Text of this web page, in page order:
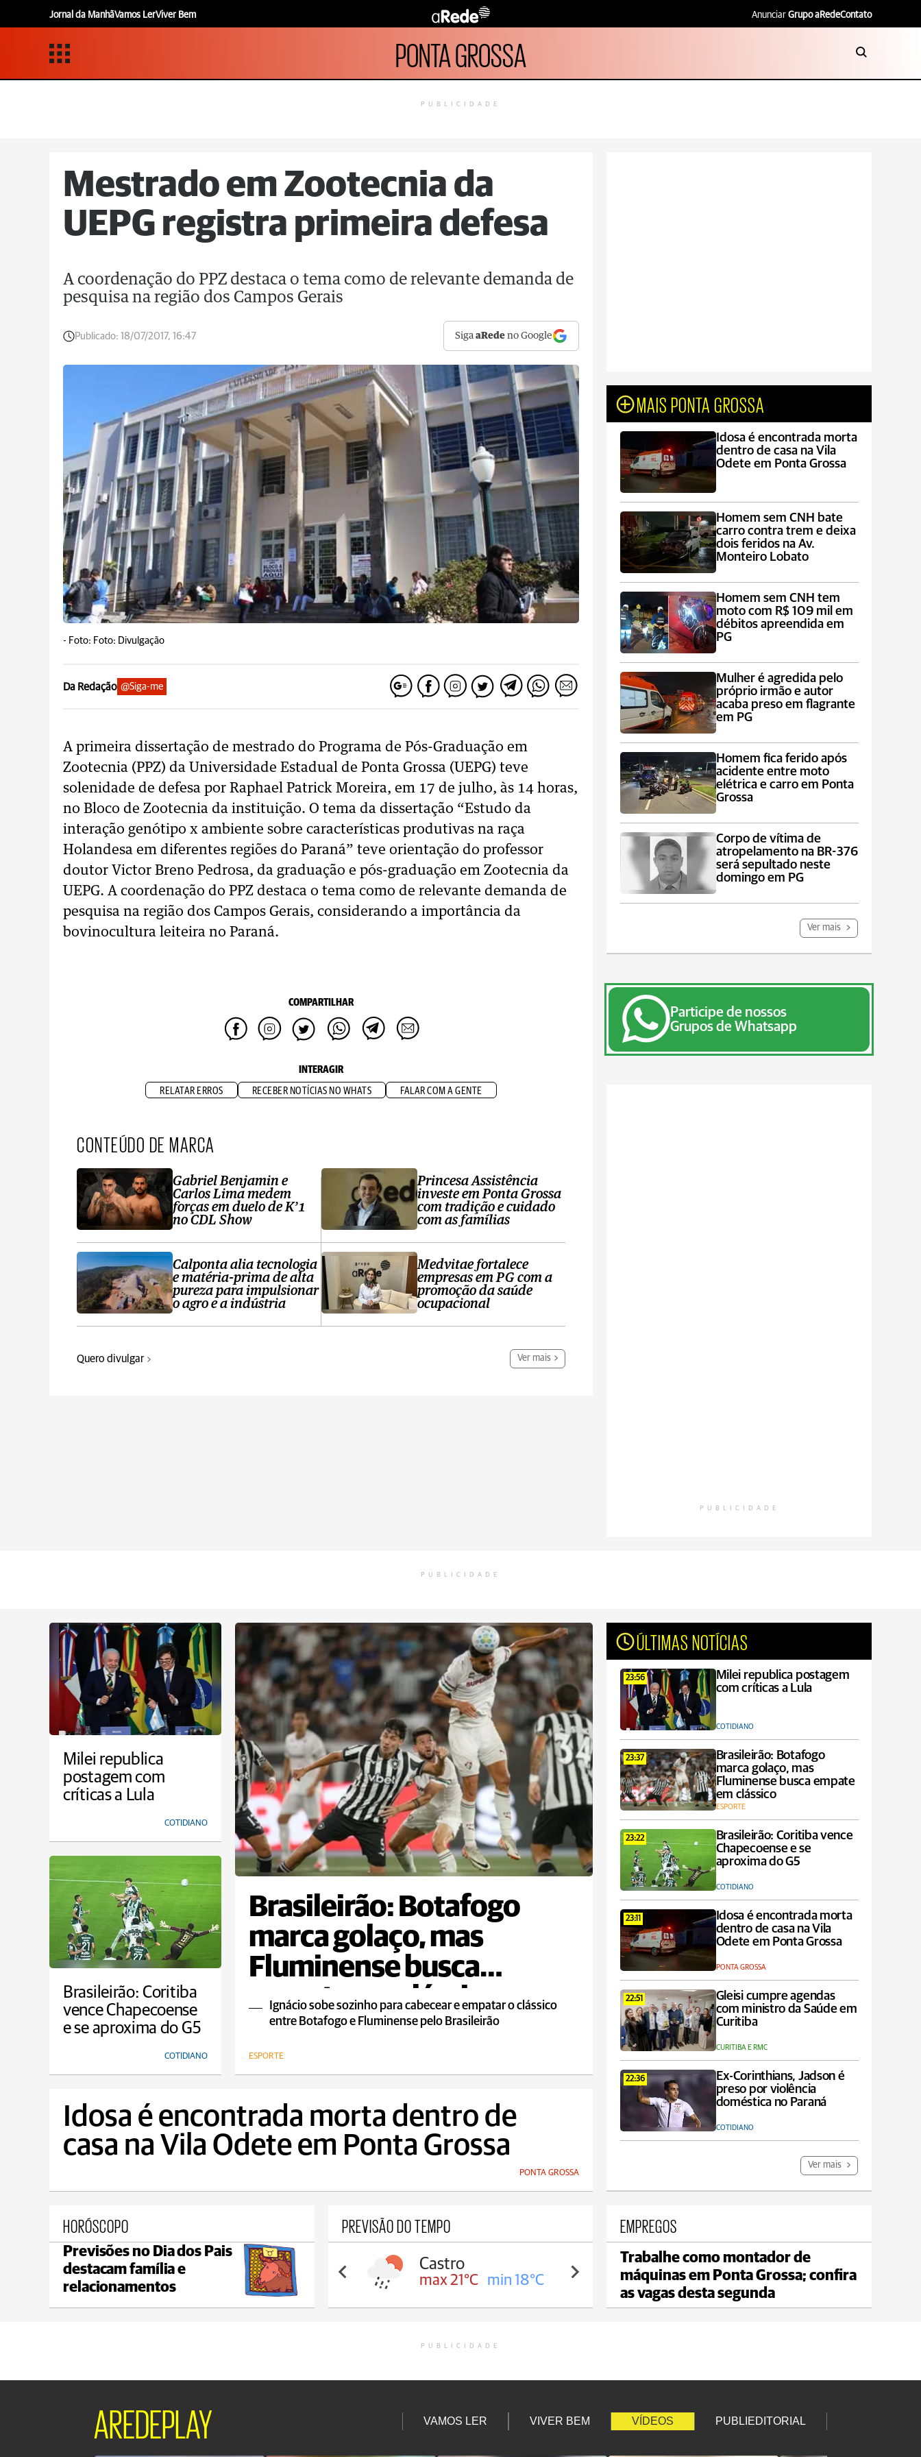
Jornal da ManhãVamos LerViver Bem Anunciar Grupo aRedeContato
PONTA GROSSA
PUBLICIDADE
Mestrado em Zootecnia da
UEPG registra primeira defesa
A coordenação do PPZ destaca o tema como de relevante demanda de
pesquisa na região dos Campos Gerais
Publicado: 18/07/2017, 16:47 SigaaRede no Google
- Foto: Foto: Divulgação
Da Redação @Siga-me
A primeira dissertação de mestrado do Programa de Pós-Graduação em
Zootecnia (PPZ) da Universidade Estadual de Ponta Grossa (UEPG) teve
solenidade de defesa por Raphael Patrick Moreira, em 17 de julho, às 14 horas,
no Bloco de Zootecnia da instituição. O tema da dissertação “Estudo da
interação genótipo x ambiente sobre características produtivas na raça
Holandesa em diferentes regiões do Paraná” teve orientação do professor
doutor Victor Breno Pedrosa, da graduação e pós-graduação em Zootecnia da
UEPG. A coordenação do PPZ destaca o tema como de relevante demanda de
pesquisa na região dos Campos Gerais, considerando a importância da
bovinocultura leiteira no Paraná.
COMPARTILHAR
INTERAGIR
RELATAR ERROS RECEBER NOTÍCIAS NO WHATS FALAR COM A GENTE
CONTEÚDO DE MARCA
Gabriel Benjamin e
Carlos Lima medem
forças em duelo de K’1
no CDL Show
Calponta alia tecnologia
e matéria-prima de alta
pureza para impulsionar
o agro e a indústria
Princesa Assistência
investe em Ponta Grossa
com tradição e cuidado
com as famílias
Medvitae fortalece
empresas em PG com a
promoção da saúde
ocupacional
Quero divulgar Ver mais
MAIS PONTA GROSSA
Idosa é encontrada morta
dentro de casa na Vila
Odete em Ponta Grossa
Homem sem CNH bate
carro contra trem e deixa
dois feridos na Av.
Monteiro Lobato
Homem sem CNH tem
moto com R$ 109 mil em
débitos apreendida em
PG
Mulher é agredida pelo
próprio irmão e autor
acaba preso em flagrante
em PG
Homem fica ferido após
acidente entre moto
elétrica e carro em Ponta
Grossa
Corpo de vítima de
atropelamento na BR-376
será sepultado neste
domingo em PG
Ver mais
Participe de nossos
Grupos de Whatsapp
PUBLICIDADE
PUBLICIDADE
Milei republica
postagem com
críticas a Lula
COTIDIANO
Brasileirão: Botafogo
marca golaço, mas
Fluminense busca
empate em clássico
Ignácio sobe sozinho para cabecear e empatar o clássico
entre Botafogo e Fluminense pelo Brasileirão
ESPORTE
ÚLTIMAS NOTÍCIAS
23:56
Milei republica postagem
com críticas a Lula
COTIDIANO
23:37
Brasileirão: Botafogo
marca golaço, mas
Fluminense busca empate
em clássico
ESPORTE
23:22
Brasileirão: Coritiba vence
Chapecoense e se
aproxima do G5
COTIDIANO
23:11
Idosa é encontrada morta
dentro de casa na Vila
Odete em Ponta Grossa
PONTA GROSSA
22:51
Gleisi cumpre agendas
com ministro da Saúde em
Curitiba
CURITIBA E RMC
22:36
Ex-Corinthians, Jadson é
preso por violência
doméstica no Paraná
COTIDIANO
Ver mais
Brasileirão: Coritiba
vence Chapecoense
e se aproxima do G5
COTIDIANO
Idosa é encontrada morta dentro de
casa na Vila Odete em Ponta Grossa
PONTA GROSSA
HORÓSCOPO
Previsões no Dia dos Pais
destacam família e
relacionamentos
PREVISÃO DO TEMPO
Castro
max 21°C min 18°C
Carambeí
max 20°C min 18°C
Jaguariaíva
max 20°C min 18°C
EMPREGOS
Trabalhe como montador de
máquinas em Ponta Grossa; confira
as vagas desta segunda
PUBLICIDADE
AREDEPLAY VAMOS LER VIVER BEM VÍDEOS PUBLIEDITORIAL